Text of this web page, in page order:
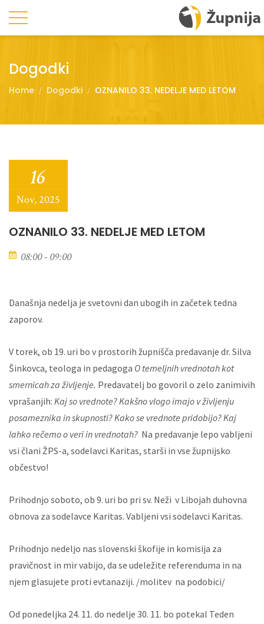
Dogodki
Home Dogodki OZNANILO 33. NEDELJE MED LETOM
16
Nov, 2025
OZNANILO 33. NEDELJE MED LETOM
08:00 - 09:00
Današnja nedelja je svetovni dan ubogih in začetek tedna
zaporov.
V torek, ob 19. uri bo v prostorih župnišča predavanje dr. Silva
Šinkovca, teologa in pedagoga O temeljnih vrednotah kot
smernicah za življenje. Predavatelj bo govoril o zelo zanimivih
vprašanjih: Kaj so vrednote? Kakšno vlogo imajo v življenju
posameznika in skupnosti? Kako se vrednote pridobijo? Kaj
lahko rečemo o veri in vrednotah? Na predavanje lepo vabljeni
vsi člani ŽPS-a, sodelavci Karitas, starši in vse župnijsko
občestvo!
Prihodnjo soboto, ob 9. uri bo pri sv. Neži v Libojah duhovna
obnova za sodelavce Karitas. Vabljeni vsi sodelavci Karitas.
Prihodnjo nedeljo nas slovenski škofije in komisija za
pravičnost in mir vabijo, da se udeležite referenduma in na
njem glasujete proti evtanaziji. /molitev na podobici/
Od ponedeljka 24. 11. do nedelje 30. 11. bo potekal Teden